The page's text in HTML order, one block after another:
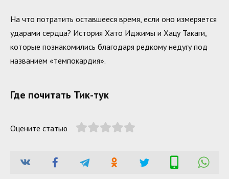
На что потратить оставшееся время, если оно измеряется
ударами сердца? История Хато Иджимы и Хацу Такаги,
которые познакомились благодаря редкому недугу под
названием «темпокардия».
Где почитать Тик-тук
Оцените статью